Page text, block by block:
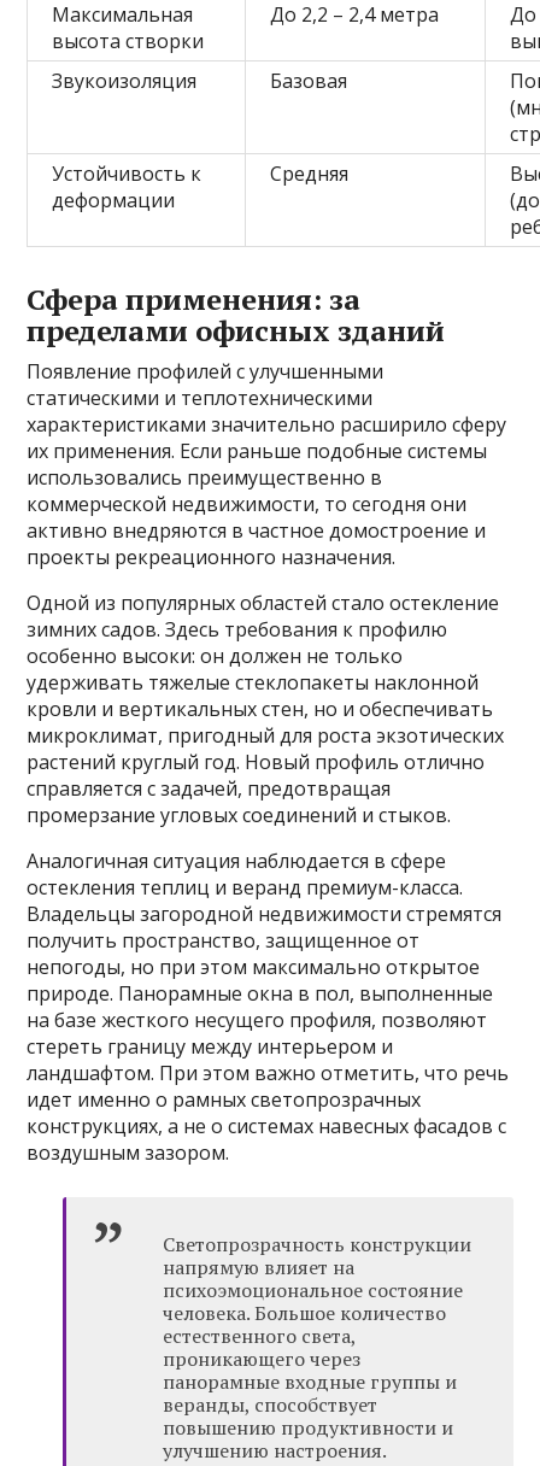
Максимальная
высота створки
До 2,2 – 2,4 метра
До
Звукоизоляция
Базовая
Устойчивость к
деформации
Средняя
Сфера применения: за
пределами офисных зданий
Появление профилей с улучшенными
статическими и теплотехническими
характеристиками значительно расширило сферу
их применения. Если раньше подобные системы
использовались преимущественно в
коммерческой недвижимости, то сегодня они
активно внедряются в частное домостроение и
проекты рекреационного назначения.
Одной из популярных областей стало остекление
зимних садов. Здесь требования к профилю
особенно высоки: он должен не только
удерживать тяжелые стеклопакеты наклонной
кровли и вертикальных стен, но и обеспечивать
микроклимат, пригодный для роста экзотических
растений круглый год. Новый профиль отлично
справляется с задачей, предотвращая
промерзание угловых соединений и стыков.
Аналогичная ситуация наблюдается в сфере
остекления теплиц и веранд премиум-класса.
Владельцы загородной недвижимости стремятся
получить пространство, защищенное от
непогоды, но при этом максимально открытое
природе. Панорамные окна в пол, выполненные
на базе жесткого несущего профиля, позволяют
стереть границу между интерьером и
ландшафтом. При этом важно отметить, что речь
идет именно о рамных светопрозрачных
конструкциях, а не о системах навесных фасадов с
воздушным зазором.
Светопрозрачность конструкции
напрямую влияет на
психоэмоциональное состояние
человека. Большое количество
естественного света,
проникающего через
панорамные входные группы и
веранды, способствует
повышению продуктивности и
улучшению настроения.